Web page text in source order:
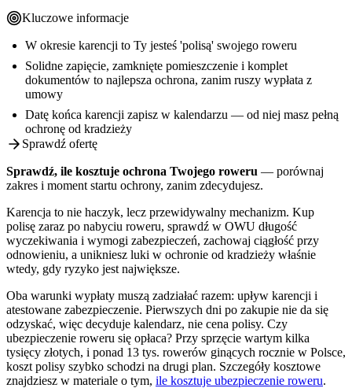
Kluczowe informacje
W okresie karencji to Ty jesteś 'polisą' swojego roweru
Solidne zapięcie, zamknięte pomieszczenie i komplet
dokumentów to najlepsza ochrona, zanim ruszy wypłata z
umowy
Datę końca karencji zapisz w kalendarzu — od niej masz pełną
ochronę od kradzieży
Sprawdź ofertę
Sprawdź, ile kosztuje ochrona Twojego roweru — porównaj
zakres i moment startu ochrony, zanim zdecydujesz.
Karencja to nie haczyk, lecz przewidywalny mechanizm. Kup
polisę zaraz po nabyciu roweru, sprawdź w OWU długość
wyczekiwania i wymogi zabezpieczeń, zachowaj ciągłość przy
odnowieniu, a unikniesz luki w ochronie od kradzieży właśnie
wtedy, gdy ryzyko jest największe.
Oba warunki wypłaty muszą zadziałać razem: upływ karencji i
atestowane zabezpieczenie. Pierwszych dni po zakupie nie da się
odzyskać, więc decyduje kalendarz, nie cena polisy. Czy
ubezpieczenie roweru się opłaca? Przy sprzęcie wartym kilka
tysięcy złotych, i ponad 13 tys. rowerów ginących rocznie w Polsce,
koszt polisy szybko schodzi na drugi plan. Szczegóły kosztowe
znajdziesz w materiale o tym, ile kosztuje ubezpieczenie roweru.